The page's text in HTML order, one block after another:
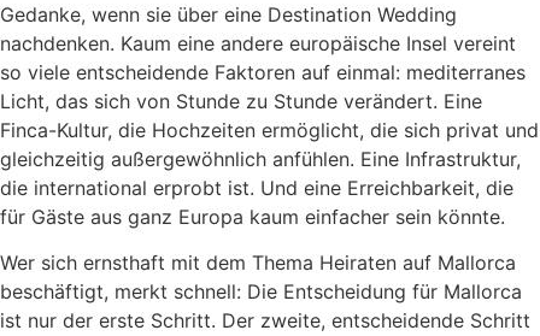
Gedanke, wenn sie über eine Destination Wedding
nachdenken. Kaum eine andere europäische Insel vereint
so viele entscheidende Faktoren auf einmal: mediterranes
Licht, das sich von Stunde zu Stunde verändert. Eine
Finca-Kultur, die Hochzeiten ermöglicht, die sich privat und
gleichzeitig außergewöhnlich anfühlen. Eine Infrastruktur,
die international erprobt ist. Und eine Erreichbarkeit, die
für Gäste aus ganz Europa kaum einfacher sein könnte.
Wer sich ernsthaft mit dem Thema Heiraten auf Mallorca
beschäftigt, merkt schnell: Die Entscheidung für Mallorca
ist nur der erste Schritt. Der zweite, entscheidende Schritt